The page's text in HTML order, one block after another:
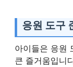
응원 도구
아이들은 응원
큰 즐거움입니